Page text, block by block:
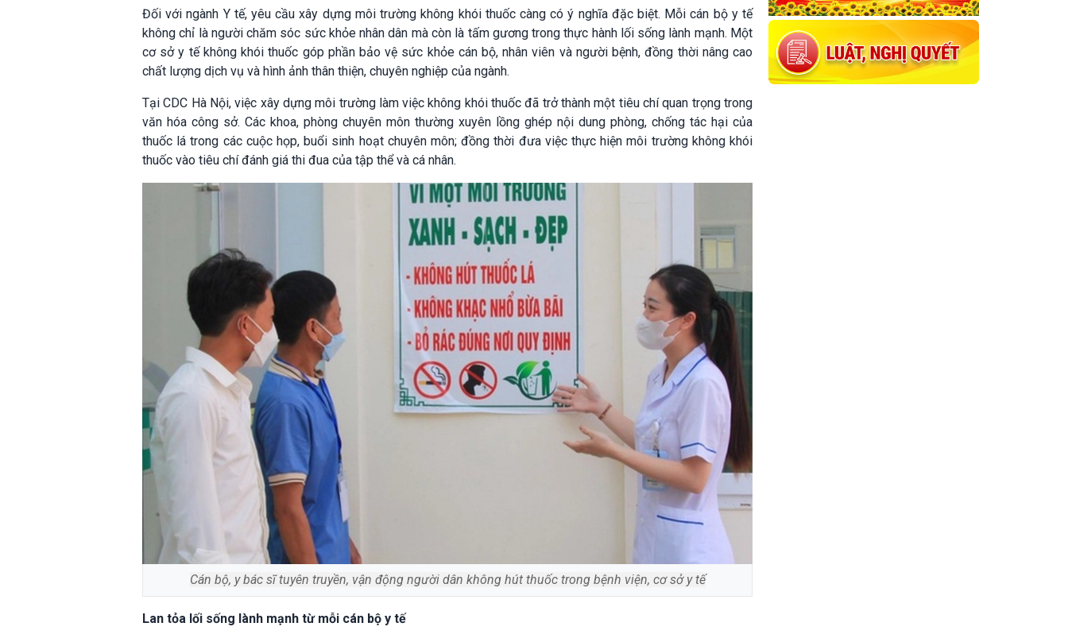
Đối với ngành Y tế, yêu cầu xây dựng môi trường không khói thuốc càng có ý nghĩa đặc biệt. Mỗi cán bộ y tế
không chỉ là người chăm sóc sức khỏe nhân dân mà còn là tấm gương trong thực hành lối sống lành mạnh. Một
cơ sở y tế không khói thuốc góp phần bảo vệ sức khỏe cán bộ, nhân viên và người bệnh, đồng thời nâng cao
chất lượng dịch vụ và hình ảnh thân thiện, chuyên nghiệp của ngành.
Tại CDC Hà Nội, việc xây dựng môi trường làm việc không khói thuốc đã trở thành một tiêu chí quan trọng trong
văn hóa công sở. Các khoa, phòng chuyên môn thường xuyên lồng ghép nội dung phòng, chống tác hại của
thuốc lá trong các cuộc họp, buổi sinh hoạt chuyên môn; đồng thời đưa việc thực hiện môi trường không khói
thuốc vào tiêu chí đánh giá thi đua của tập thể và cá nhân.
Cán bộ, y bác sĩ tuyên truyền, vận động người dân không hút thuốc trong bệnh viện, cơ sở y tế
Lan tỏa lối sống lành mạnh từ mỗi cán bộ y tế